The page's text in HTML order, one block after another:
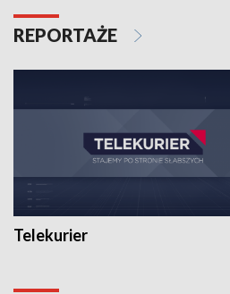
REPORTAŻE
Telekurier